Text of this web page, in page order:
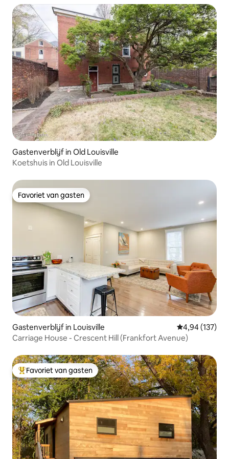
Gastenverblijf in Old Louisville
Koetshuis in Old Louisville
Favoriet van gasten
Favoriet van gasten
Gastenverblijf in Louisville Gemiddelde
4,94 (137)
Carriage House - Crescent Hill (Frankfort Avenue)
Topfavoriet van gasten
Favoriet van gasten